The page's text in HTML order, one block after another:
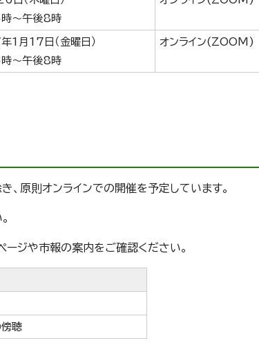
～午後8時
1月17日（金曜日）
～午後8時
オンライン(ZOOM)
原則オンラインでの開催を予定しています。
ジや市報の案内をご確認ください。
傍聴